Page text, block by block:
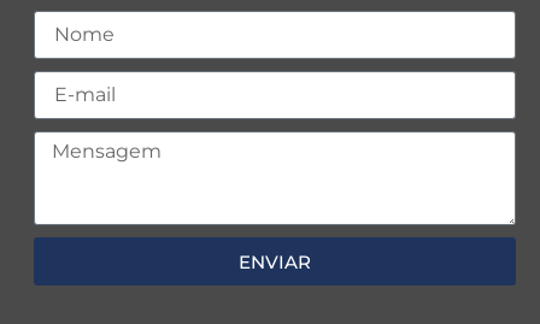
ENVIAR